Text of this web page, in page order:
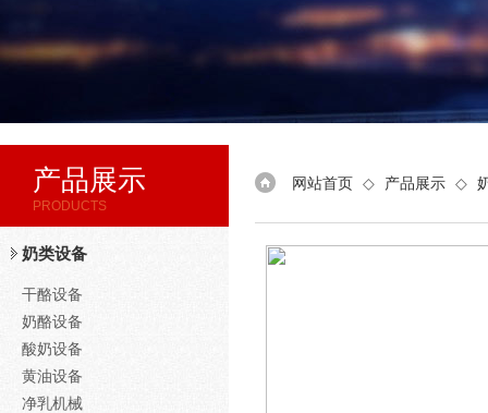
产品展示
PRODUCTS
奶类设备
干酪设备
奶酪设备
酸奶设备
黄油设备
净乳机械
网站首页 ◇ 产品展示 ◇